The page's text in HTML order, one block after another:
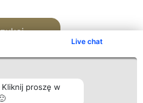
Live chat
proszę w